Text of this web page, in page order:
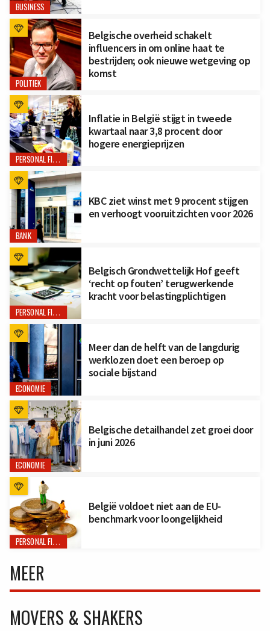
BUSINESS
POLITIEK
Belgische overheid schakelt
influencers in om online haat te
bestrijden; ook nieuwe wetgeving op
komst
PERSONAL FINANCE
Inflatie in België stijgt in tweede
kwartaal naar 3,8 procent door
hogere energieprijzen
BANK
KBC ziet winst met 9 procent stijgen
en verhoogt vooruitzichten voor 2026
PERSONAL FINANCE
Belgisch Grondwettelijk Hof geeft
‘recht op fouten’ terugwerkende
kracht voor belastingplichtigen
ECONOMIE
Meer dan de helft van de langdurig
werklozen doet een beroep op
sociale bijstand
ECONOMIE
Belgische detailhandel zet groei door
in juni 2026
PERSONAL FINANCE
België voldoet niet aan de EU-
benchmark voor loongelijkheid
MEER
MOVERS & SHAKERS